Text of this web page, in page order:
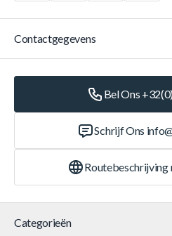
Categorieën
Contactgegevens
Bel Ons
Schrijf Ons
Routebeschrijving